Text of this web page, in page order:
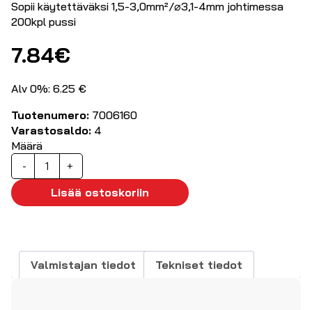
Sopii käytettäväksi 1,5-3,0mm²/⌀3,1-4mm johtimessa
200kpl pussi
7.84€
Alv 0%: 6.25 €
Tuotenumero: 7006160
Varastosaldo: 4
Määrä
-
Johdinmerkki
avoin
1,5-
4mm
määrä
+
Lisää ostoskoriin
Valmistajan tiedot Tekniset tiedot